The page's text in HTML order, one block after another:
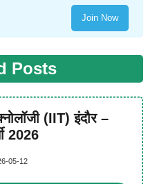
Join Now
Posts
(IIT) इंदौर –
2026
05-12